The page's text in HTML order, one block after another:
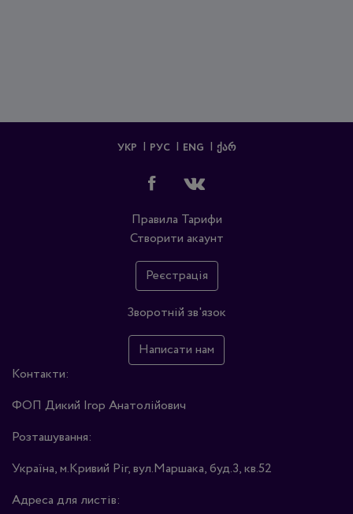
УКР РУС ENG ᲥᲐᲠ
Правила Тарифи
Створити акаунт
Реєстрація
Зворотній зв'язок
Написати нам
Контакти:
ФОП Дикий Ігор Анатолійович
Розташування:
Україна, м.Кривий Ріг, вул.Маршака, буд.3, кв.52
Адреса для листів: